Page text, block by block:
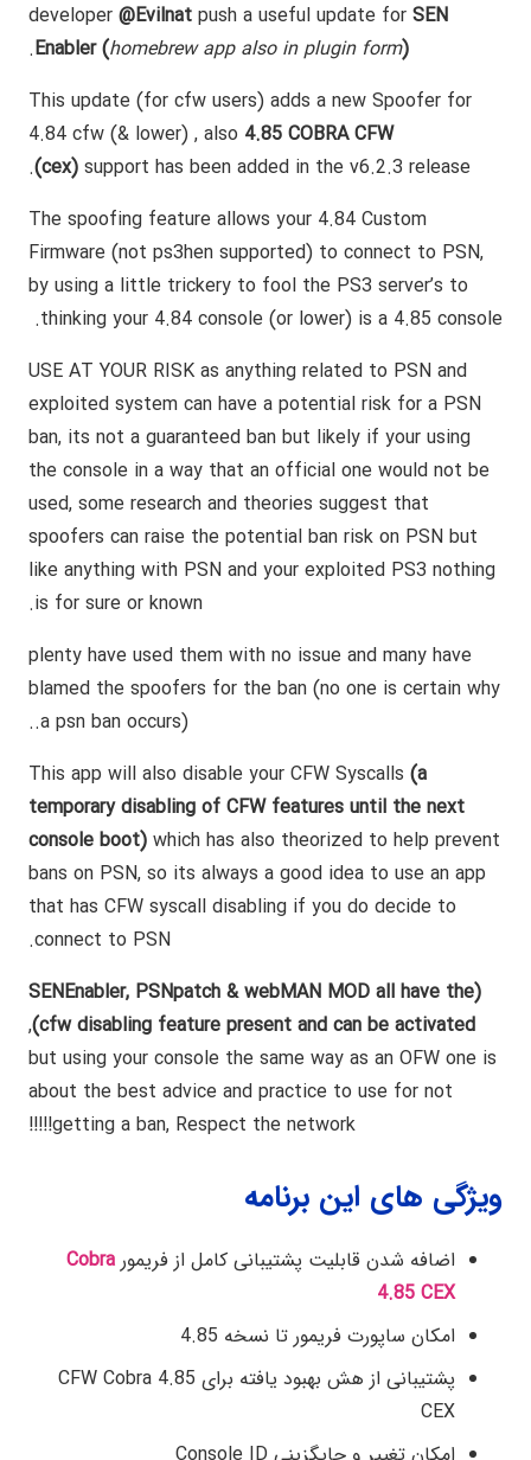
developer @Evilnat push a useful update for SEN
Enabler (homebrew app also in plugin form)
.
This update (for cfw users) adds a new Spoofer for
4.84 cfw (& lower) , also 4.85 COBRA CFW
(cex) support has been added in the v6.2.3 release.
The spoofing feature allows your 4.84 Custom
Firmware (not ps3hen supported) to connect to PSN,
by using a little trickery to fool the PS3 server’s to
thinking your 4.84 console (or lower) is a 4.85 console.
USE AT YOUR RISK as anything related to PSN and
exploited system can have a potential risk for a PSN
ban, its not a guaranteed ban but likely if your using
the console in a way that an official one would not be
used, some research and theories suggest that
spoofers can raise the potential ban risk on PSN but
like anything with PSN and your exploited PS3 nothing
is for sure or known.
plenty have used them with no issue and many have
blamed the spoofers for the ban (no one is certain why
a psn ban occurs)..
This app will also disable your CFW Syscalls (a
temporary disabling of CFW features until the next
console boot) which has also theorized to help prevent
bans on PSN, so its always a good idea to use an app
that has CFW syscall disabling if you do decide to
connect to PSN.
(SENEnabler, PSNpatch & webMAN MOD all have the
cfw disabling feature present and can be activated)
,
but using your console the same way as an OFW one is
about the best advice and practice to use for not
getting a ban, Respect the network!!!!!
ویژگی های این برنامه
اضافه شدن قابلیت پشتیبانی کامل از فریمور Cobra
4.85 CEX
امکان ساپورت فریمور تا نسخه 4.85
پشتیبانی از هش بهبود یافته برای 4.85 CFW Cobra
CEX